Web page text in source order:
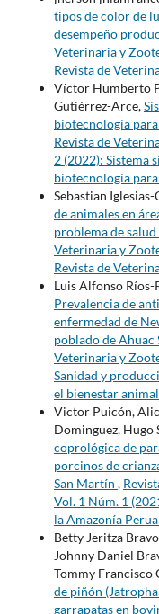
tipos de color de
desempeño
Veterinaria y
Revista de
Víctor Humberto
Gutiérrez-Arce,
biotecnología
Revista de
2 (2022): Sistema
biotecnología
Sebastian
de animales en
problema de
Veterinaria y
Revista de
Luis Alfonso Ríos-
Prevalencia de
enfermedad de
poblado de Ahuac
Veterinaria y
Sanidad y
el bienestar animal
Victor Puicón,
Dominguez, Hugo
coprológica de
porcinos de
San Martín ,
Vol. 1 Núm. 1
la Amazonía
Betty Jeritza
Johnny Daniel
Tommy Francisco
de piñón
garrapatas en